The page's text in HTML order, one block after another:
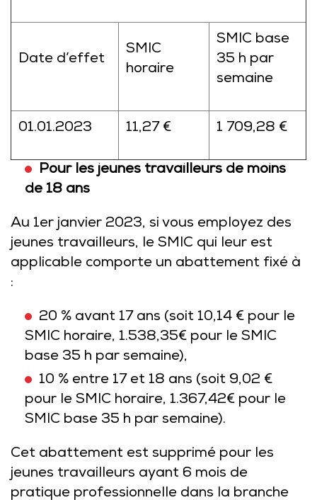
Date d’effet
SMIC
horaire
SMIC base
35 h par
semaine
01.01.2023 11,27 € 1 709,28 €
Pour les jeunes travailleurs de moins
de 18 ans
Au 1er janvier 2023, si vous employez des
jeunes travailleurs, le SMIC qui leur est
applicable comporte un abattement fixé à
:
20 % avant 17 ans (soit 10,14 € pour le
SMIC horaire, 1.538,35€ pour le SMIC
base 35 h par semaine),
10 % entre 17 et 18 ans (soit 9,02 €
pour le SMIC horaire, 1.367,42€ pour le
SMIC base 35 h par semaine).
Cet abattement est supprimé pour les
jeunes travailleurs ayant 6 mois de
pratique professionnelle dans la branche